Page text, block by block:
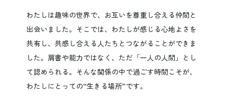
わたしは趣味の世界で、お互いを尊重し合える仲間と
出会いました。そこでは、わたしが感じる心地よさを
共有し、共感し合える人たちとつながることができま
した。肩書や能力ではなく、ただ「一人の人間」とし
て認められる。そんな関係の中で過ごす時間こそが、
わたしにとっての“生きる場所”です。